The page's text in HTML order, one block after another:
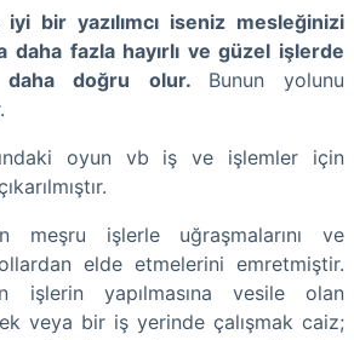
iyi bir yazılımcı iseniz mesleğinizi
daha fazla hayırlı ve güzel işlerde
daha doğru olur. Bunun yolunu
oyun vb iş ve işlemler için
meşru işlerle uğraşmalarını ve
elde etmelerini emretmiştir.
işlerin yapılmasına vesile olan
veya bir iş yerinde çalışmak caiz;